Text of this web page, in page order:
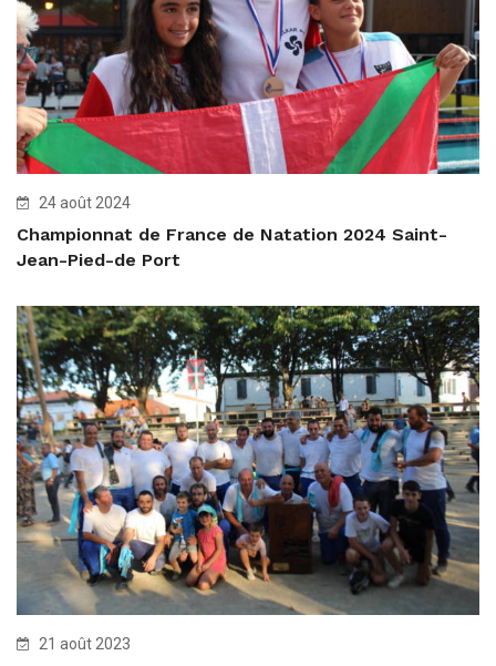
24 août 2024
Championnat de France de Natation 2024 Saint-
Jean-Pied-de Port
21 août 2023